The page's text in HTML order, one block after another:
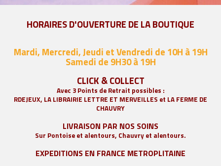
HORAIRES D'OUVERTURE DE LA BOUTIQUE
Mardi, Mercredi, Jeudi et Vendredi de 10H à 19H
Samedi de 9H30 à 19H
CLICK & COLLECT
Avec 3 Points de Retrait possibles :
RDEJEUX, LA LIBRAIRIE LETTRE ET MERVEILLES et LA FERME DE
CHAUVRY
LIVRAISON PAR NOS SOINS
Sur Pontoise et alentours, Chauvry et alentours.
EXPEDITIONS EN FRANCE METROPLITAINE